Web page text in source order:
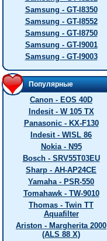
Samsung - GT-I8350
Samsung - GT-I8552
Samsung - GT-I8750
Samsung - GT-I9001
Samsung - GT-I9003
Популярные
Canon - EOS 40D
Indesit - W 105 TX
Panasonic - KX-F130
Indesit - WISL 86
Nokia - N95
Bosch - SRV55T03EU
Sharp - AH-AP24CE
Yamaha - PSR-550
Tomahawk - TW-9010
Thomas - Twin TT
Aquafilter
Ariston - Margherita 2000
(ALS 88 X)